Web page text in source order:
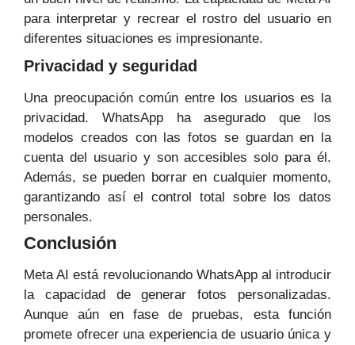
para interpretar y recrear el rostro del usuario en
diferentes situaciones es impresionante.
Privacidad y seguridad
Una preocupación común entre los usuarios es la
privacidad. WhatsApp ha asegurado que los
modelos creados con las fotos se guardan en la
cuenta del usuario y son accesibles solo para él.
Además, se pueden borrar en cualquier momento,
garantizando así el control total sobre los datos
personales.
Conclusión
Meta AI está revolucionando WhatsApp al introducir
la capacidad de generar fotos personalizadas.
Aunque aún en fase de pruebas, esta función
promete ofrecer una experiencia de usuario única y